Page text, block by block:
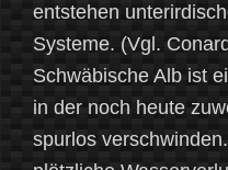
entstehen
Systeme. (Vgl.
Schwäbische Alb ist
in der noch heute
spurlos